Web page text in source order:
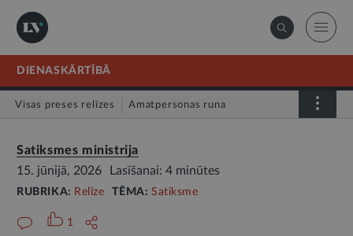
DIENASKĀRTĪBĀ
Visas preses relīzes Amatpersonas runa
Satiksmes ministrija
15. jūnijā, 2026
Lasīšanai: 4 minūtes
RUBRIKA: Relīze TĒMA:Satiksme
1